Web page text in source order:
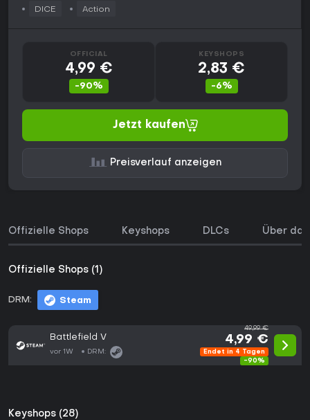
DICE Action
OFFICIAL
4,99 €
-90%
KEYSHOPS
2,83 €
-6%
Jetzt kaufen
Preisverlauf anzeigen
Offizielle Shops Keyshops DLCs Über
Offizielle Shops (1)
DRM: Steam
Battlefield V
vor 1W DRM:
49,99 €
4,99 €
Endet in 4 Tagen
-90%
Keyshops (28)